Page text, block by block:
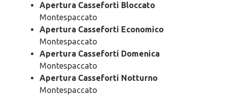
Apertura Casseforti Bloccato
Montespaccato
Apertura Casseforti Economico
Montespaccato
Apertura Casseforti Domenica
Montespaccato
Apertura Casseforti Notturno
Montespaccato